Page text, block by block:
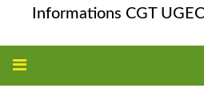
Informations CGT